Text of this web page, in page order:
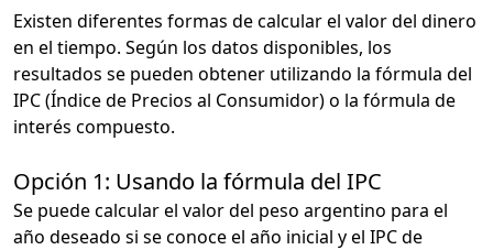
Existen diferentes formas de calcular el valor del dinero
en el tiempo. Según los datos disponibles, los
resultados se pueden obtener utilizando la fórmula del
IPC (Índice de Precios al Consumidor) o la fórmula de
interés compuesto.
Opción 1: Usando la fórmula del IPC
Se puede calcular el valor del peso argentino para el
año deseado si se conoce el año inicial y el IPC de